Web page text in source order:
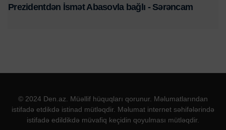
Prezidentdən İsmət Abasovla bağlı - Sərəncam
© 2024 Den.az. Müəllif hüquqları qorunur. Məlumatlarından
istifadə etdikdə istinad mütləqdir. Məlumat internet səhifələrində
istifadə edildikdə müvafiq keçidin qoyulması mütləqdir.